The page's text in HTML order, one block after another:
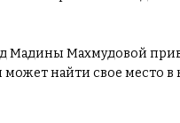
Мадины Махмудовой
может найти свое место